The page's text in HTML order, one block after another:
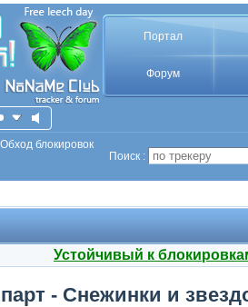
Портал
Форум
Обход блокировок
Поиск :
Устойчивый к
- Снежинки и